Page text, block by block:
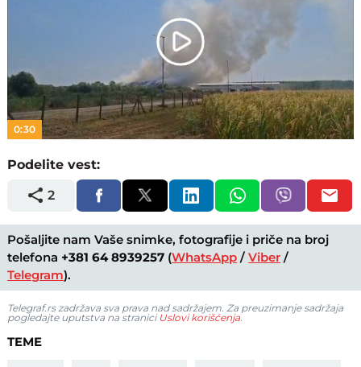
Play
Video
0:30
Podelite vest:
2
Pošaljite nam Vaše snimke, fotografije i priče na broj
telefona +381 64 8939257 (WhatsApp /Viber /
Telegram).
Telegraf.rs zadržava sva prava nad sadržajem. Za preuzimanje sadržaja
pogledajte uputstva na stranici Uslovi korišćenja.
TEME